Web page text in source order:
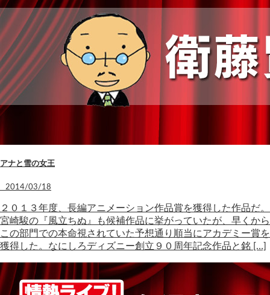
アナと雪の女王
2014/03/18
２０１３年度、長編アニメーション作品賞を獲得した作品だ。
宮崎駿の『風立ちぬ』も候補作品に挙がっていたが、早くから
この部門での本命視されていた予想通り順当にアカデミー賞を
獲得した。なにしろディズニー創立９０周年記念作品と銘 […]